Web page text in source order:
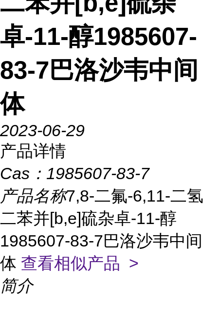
卓-11-醇1985607-
83-7巴洛沙韦中间
体
2023-06-29
产品详情
Cas： 1985607-83-7
产品名称7,8-二氟-6,11-二氢
二苯并[b,e]硫杂卓-11-醇
1985607-83-7巴洛沙韦中间
体 查看相似产品 >
简介